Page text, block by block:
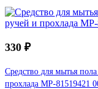
330 ₽
Средство для мытья
прохлада MP-81519421